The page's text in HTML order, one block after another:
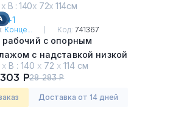
х В : 140х 72х 114см
+1
Конце... Код: 741367
рабочий с опорным
с надставкой низкой
Янтарный - Белый
х В : 140 х 72 х 114 см
Р28 283 Р
заказ Доставка от 14 дней